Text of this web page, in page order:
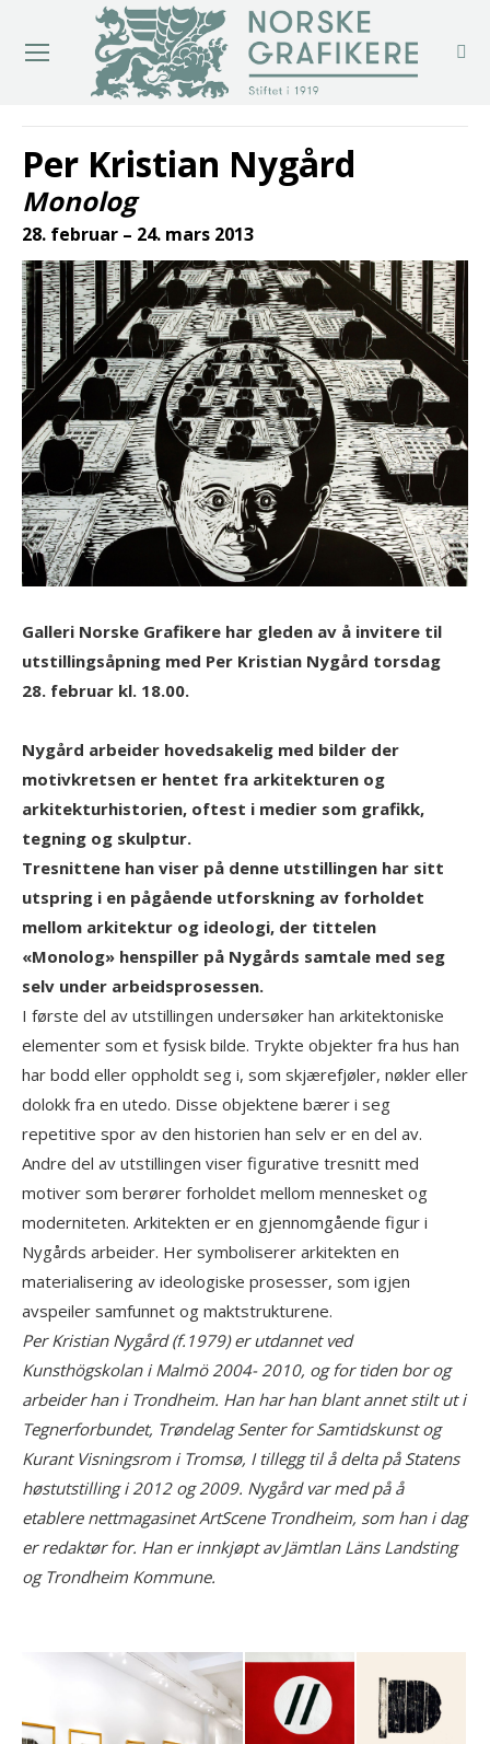
Per Kristian Nygård
Monolog
28. februar – 24. mars 2013
Galleri Norske Grafikere har gleden av å invitere til
utstillingsåpning med Per Kristian Nygård torsdag
28. februar kl. 18.00.
Nygård arbeider hovedsakelig med bilder der
motivkretsen er hentet fra arkitekturen og
arkitekturhistorien, oftest i medier som grafikk,
tegning og skulptur.
Tresnittene han viser på denne utstillingen har sitt
utspring i en pågående utforskning av forholdet
mellom arkitektur og ideologi, der tittelen
«Monolog» henspiller på Nygårds samtale med seg
selv under arbeidsprosessen.
I første del av utstillingen undersøker han arkitektoniske
elementer som et fysisk bilde. Trykte objekter fra hus han
har bodd eller oppholdt seg i, som skjærefjøler, nøkler eller
dolokk fra en utedo. Disse objektene bærer i seg
repetitive spor av den historien han selv er en del av.
Andre del av utstillingen viser figurative tresnitt med
motiver som berører forholdet mellom mennesket og
moderniteten. Arkitekten er en gjennomgående figur i
Nygårds arbeider. Her symboliserer arkitekten en
materialisering av ideologiske prosesser, som igjen
avspeiler samfunnet og maktstrukturene.
Per Kristian Nygård (f.1979) er utdannet ved
Kunsthögskolan i Malmö 2004- 2010, og for tiden bor og
arbeider han i Trondheim. Han har han blant annet stilt ut i
Tegnerforbundet, Trøndelag Senter for Samtidskunst og
Kurant Visningsrom i Tromsø, I tillegg til å delta på Statens
høstutstilling i 2012 og 2009. Nygård var med på å
etablere nettmagasinet ArtScene Trondheim, som han i dag
er redaktør for. Han er innkjøpt av Jämtlan Läns Landsting
og Trondheim Kommune.